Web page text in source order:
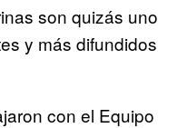
son quizás uno
y más difundidos
con el Equipo